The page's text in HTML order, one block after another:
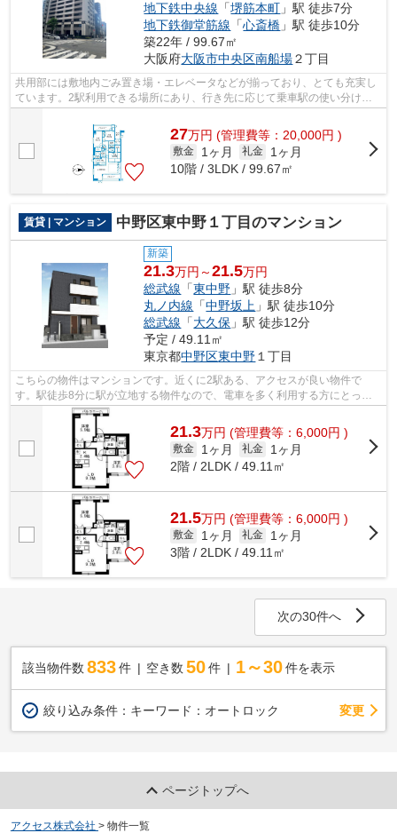
地下鉄中央線 「堺筋本町 」駅 徒歩7分
地下鉄御堂筋線 「心斎橋 」駅 徒歩10分
築22年 / 99.67㎡
大阪府大阪市中央区南船場２丁目
共用部には敷地内ごみ置き場・エレベータなどが揃っており、とても充実し
ています。2駅利用できる場所にあり、行き先に応じて乗車駅の使い分けが
27万円 (管理費等：20,000円 )
敷金 1ヶ月 礼金
1ヶ月
10階 / 3LDK / 99.67㎡
賃貸 | マンション 中野区東中野１丁目のマンション
新築
21.3万円～21.5万円
総武線 「東中野 」駅 徒歩8分
丸ノ内線 「中野坂上 」駅 徒歩10分
総武線 「大久保 」駅 徒歩12分
予定 / 49.11㎡
東京都中野区東中野 １丁目
こちらの物件はマンションです。近くに2駅ある、アクセスが良い物件で
す。駅徒歩8分に駅が立地する物件なので、電車を多く利用する方にとって
便利です。総武線東中野周辺の不動産情報...
21.3万円 (管理費等：6,000円 )
敷金 1ヶ月 礼金
1ヶ月
2階 / 2LDK / 49.11㎡
21.5万円 (管理費等：6,000円 )
敷金 1ヶ月 礼金
1ヶ月
3階 / 2LDK / 49.11㎡
次の30件へ
該当物件数 833件 空き数 50 件 1～30 件を表示
絞り込み条件： キーワード：オートロック 変更
ページトップへ
アクセス株式会社 > 物件一覧